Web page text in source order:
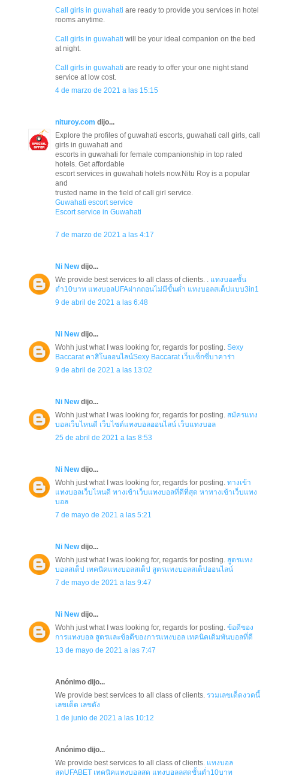
Call girls in guwahati are ready to provide you services in hotel
rooms anytime.
Call girls in guwahati will be your ideal companion on the bed
at night.
Call girls in guwahati are ready to offer your one night stand
service at low cost.
4 de marzo de 2021 a las 15:15
nituroy.com dijo...
Explore the profiles of guwahati escorts, guwahati call girls, call
girls in guwahati and
escorts in guwahati for female companionship in top rated
hotels. Get affordable
escort services in guwahati hotels now.Nitu Roy is a popular
and
trusted name in the field of call girl service.
Guwahati escort service
Escort service in Guwahati
7 de marzo de 2021 a las 4:17
Ni Newdijo...
We provide best services to all class of clients. . แทงบอลขั้น
ต่ำ10บาท แทงบอลUFAฝากถอนไม่มีขั้นต่ำ แทงบอลสเต็ปแบบ3in1
9 de abril de 2021 a las 6:48
Ni Newdijo...
Wohh just what I was looking for, regards for posting. Sexy
Baccarat คาสิโนออนไลน์Sexy Baccarat เว็บเซ็กซี่บาคาร่า
9 de abril de 2021 a las 13:02
Ni Newdijo...
Wohh just what I was looking for, regards for posting. สมัครแทง
บอลเว็บไหนดี เว็บไซต์แทงบอลออนไลน์ เว็บแทงบอล
25 de abril de 2021 a las 8:53
Ni Newdijo...
Wohh just what I was looking for, regards for posting. ทางเข้า
แทงบอลเว็บไหนดี ทางเข้าเว็บแทงบอลที่ดีที่สุด หาทางเข้าเว็บแทง
บอล
7 de mayo de 2021 a las 5:21
Ni Newdijo...
Wohh just what I was looking for, regards for posting. สูตรแทง
บอลสเต็ป เทคนิคแทงบอลสเต็ป สูตรแทงบอลสเต็ปออนไลน์
7 de mayo de 2021 a las 9:47
Ni Newdijo...
Wohh just what I was looking for, regards for posting. ข้อดีของ
การแทงบอล สูตรและข้อดีของการแทงบอล เทคนิคเดิมพันบอลที่ดี
13 de mayo de 2021 a las 7:47
Anónimo dijo...
We provide best services to all class of clients. รวมเลขเด็ดงวดนี้
เลขเด็ด เลขดัง
1 de junio de 2021 a las 10:12
Anónimo dijo...
We provide best services to all class of clients. แทงบอล
สดUFABET เทคนิคแทงบอลสด แทงบอลลสดขั้นต่ำ10บาท